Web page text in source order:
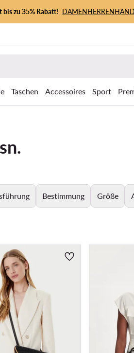
bis zu 35% Rabatt! DAMENHERREN
Taschen Accessoires Sport
Bestimmung Größe